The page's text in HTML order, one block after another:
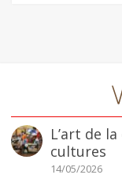
L’art de
cultures
14/05/2026